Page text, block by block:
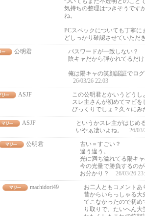
気持ちの整理はつきそうです
ね。
PCスペックについても丁寧
どしっかり確認させていただ
公明君
パスワードが一致しない？
陰キャだから弾かれてるだけ
俺は陽キャの笑顔認証でロ
26/03/26 22:03
ASJF
この公明君とかいうどう
スレ主さんが初めてマビを
びっくりでしょ？久々にみ
ASJF
というかスレ主がはじめ
いやぁ凄いよね。
26/
公明君
古い＝すごい？
違う違う。
光に満ち溢れてる陽キ
今の光量で勝負するのが
お分かり？
26/03/26
machidori49
お二人ともコメントあ
昔からいらっしゃる大
てこなかったので初
り取りで、たいへん大